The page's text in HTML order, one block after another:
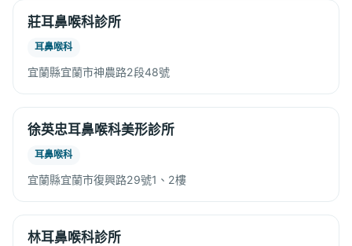
莊耳鼻喉科診所
耳鼻喉科
宜蘭縣宜蘭市神農路2段48號
徐英忠耳鼻喉科美形診所
耳鼻喉科
宜蘭縣宜蘭市復興路29號1、2樓
林耳鼻喉科診所